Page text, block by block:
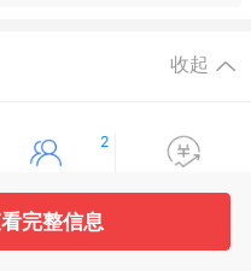
收起
2
主要人员 对外投资
完整信息